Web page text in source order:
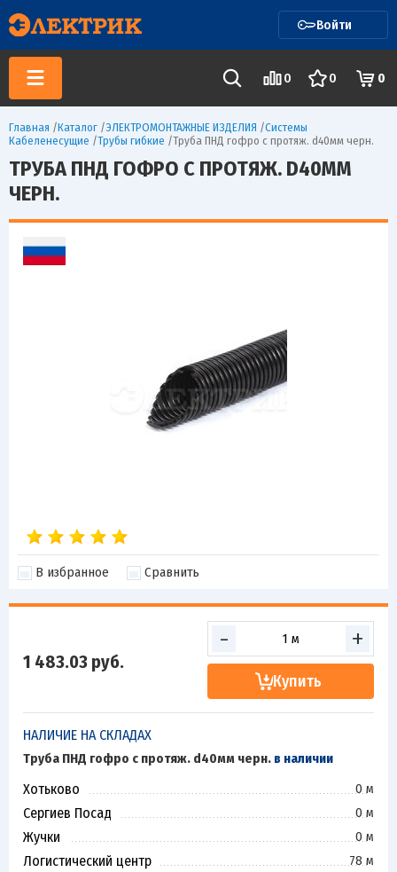
Войти
0 0 0
Главная /Каталог /ЭЛЕКТРОМОНТАЖНЫЕ ИЗДЕЛИЯ /Системы
Кабеленесущие /Трубы гибкие /Труба ПНД гофро с протяж. d40мм черн.
ТРУБА ПНД ГОФРО С ПРОТЯЖ. D40ММ
ЧЕРН.
В избранное Сравнить
1 483.03 руб.
- +
Купить
НАЛИЧИЕ НА СКЛАДАХ
Труба ПНД гофро с протяж. d40мм черн. в наличии
Хотьково 0 м
Сергиев Посад 0 м
Жучки 0 м
Логистический центр 78 м